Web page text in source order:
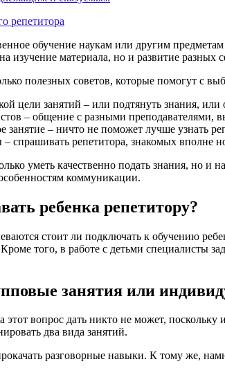
обучение наукам или другим
изучение материала, но и развитие разных
полезных советов, которые помогут с
цели занятий – или подтянуть знания,
– общение с разными преподавателями,
занятие – ничто не поможет лучше узнать
– спрашивать репетитора, знакомых вполне
уметь качественно подать знания, но
коммуникации.
ребенка репетитору?
стоит ли подключать к обучению
того, в работе с детьми специалисты
занятия или
этот вопрос дать никто не может,
два вида занятий.
разговорные навыки. К тому же,